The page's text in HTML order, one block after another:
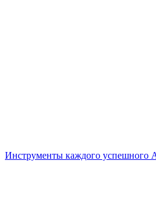
Инструменты каждого успешного